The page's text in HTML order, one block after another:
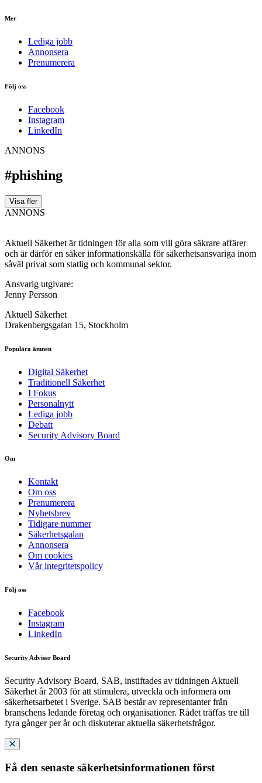
Mer
Lediga jobb
Annonsera
Prenumerera
Följ oss
Facebook
Instagram
LinkedIn
ANNONS
#phishing
Visa fler
ANNONS
Aktuell Säkerhet är tidningen för alla som vill göra säkrare affärer
och är därför en säker informationskälla för säkerhets­ansvariga inom
såväl privat som statlig och kommunal sektor.
Ansvarig utgivare:
Jenny Persson
Aktuell Säkerhet
Drakenbergsgatan 15, Stockholm
Populära ämnen
Digital Säkerhet
Traditionell Säkerhet
I Fokus
Personalnytt
Lediga jobb
Debatt
Security Advisory Board
Om
Kontakt
Om oss
Prenumerera
Nyhetsbrev
Tidigare nummer
Säkerhetsgalan
Annonsera
Om cookies
Vår integritetspolicy
Följ oss
Facebook
Instagram
LinkedIn
Security Adviser Board
Security Advisory Board, SAB, instiftades av tidningen Aktuell
Säkerhet år 2003 för att stimulera, utveckla och informera om
säkerhetsarbetet i Sverige. SAB består av representanter från
branschens ledande företag och organisationer. Rådet träffas tre till
fyra gånger per år och diskuterar aktuella säkerhetsfrågor.
Få den senaste säkerhetsinformationen först